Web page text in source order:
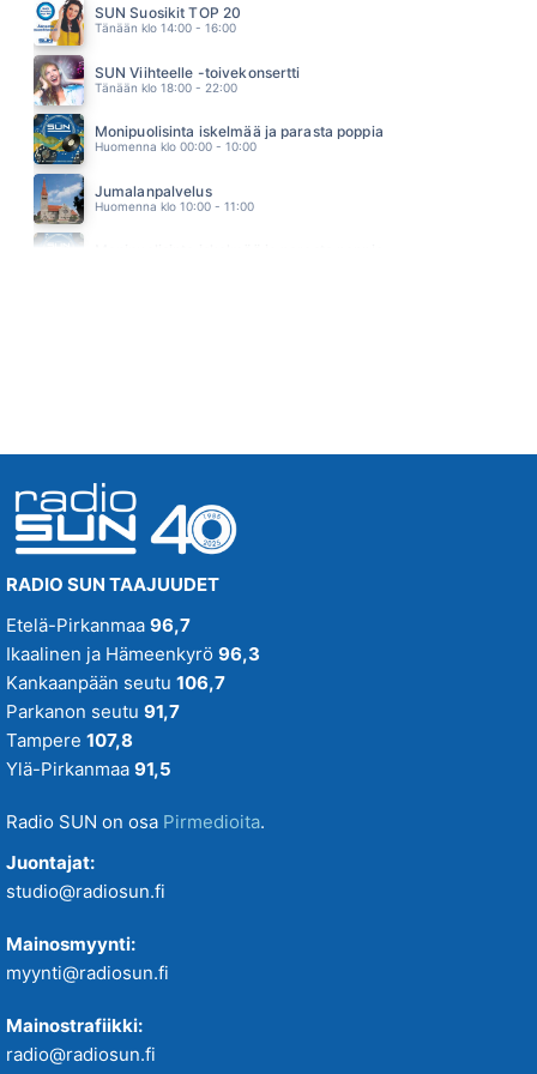
PARIISEJA
SOUVARIT
SUN Suosikit TOP 20
Tänään klo 14:00 - 16:00
SUN Viihteelle -toivekonsertti
Tänään klo 18:00 - 22:00
Monipuolisinta iskelmää ja parasta poppia
Huomenna klo 00:00 - 10:00
Jumalanpalvelus
Huomenna klo 10:00 - 11:00
RADIO SUN TAAJUUDET
Etelä-Pirkanmaa 96,7
Ikaalinen ja Hämeenkyrö 96,3
Kankaanpään seutu 106,7
Parkanon seutu 91,7
Tampere 107,8
Ylä-Pirkanmaa 91,5
Radio SUN on osa Pirmedioita.
Juontajat:
studio@radiosun.fi
Mainosmyynti:
myynti@radiosun.fi
Mainostrafiikki:
radio@radiosun.fi